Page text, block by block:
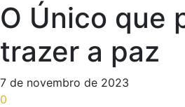
O Único que
trazer a paz
7 de novembro de 2023
0